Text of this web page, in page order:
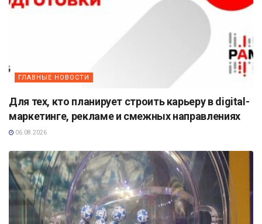
ГЛАВНЫЕ НОВОСТИ
Для тех, кто планирует строить карьеру в digital-
маркетинге, рекламе и смежных направлениях
06.08.2026